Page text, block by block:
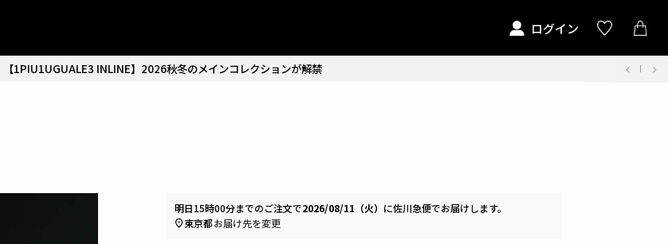
ログイン
【1PIU1UGUALE3 INLINE】2026秋冬のメインコレクションが解禁
明日15時00分までのご注文で2026/08/11（火） に佐川急便でお届けします。
東京都お届け先を変更